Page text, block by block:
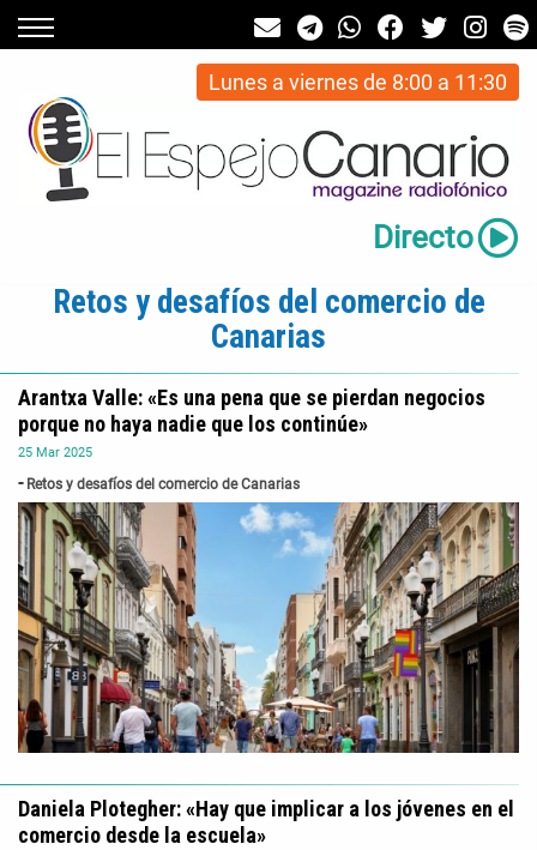
Lunes a viernes de 8:00 a 11:30
Directo
Retos y desafíos del comercio de
Canarias
25 Mar 2025
Retos y desafíos del comercio de Canarias
Arantxa Valle: «Es una pena que se pierdan negocios
porque no haya nadie que los continúe»
Daniela Plotegher: «Hay que implicar a los jóvenes en el
comercio desde la escuela»